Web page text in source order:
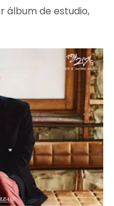
álbum de estudio,